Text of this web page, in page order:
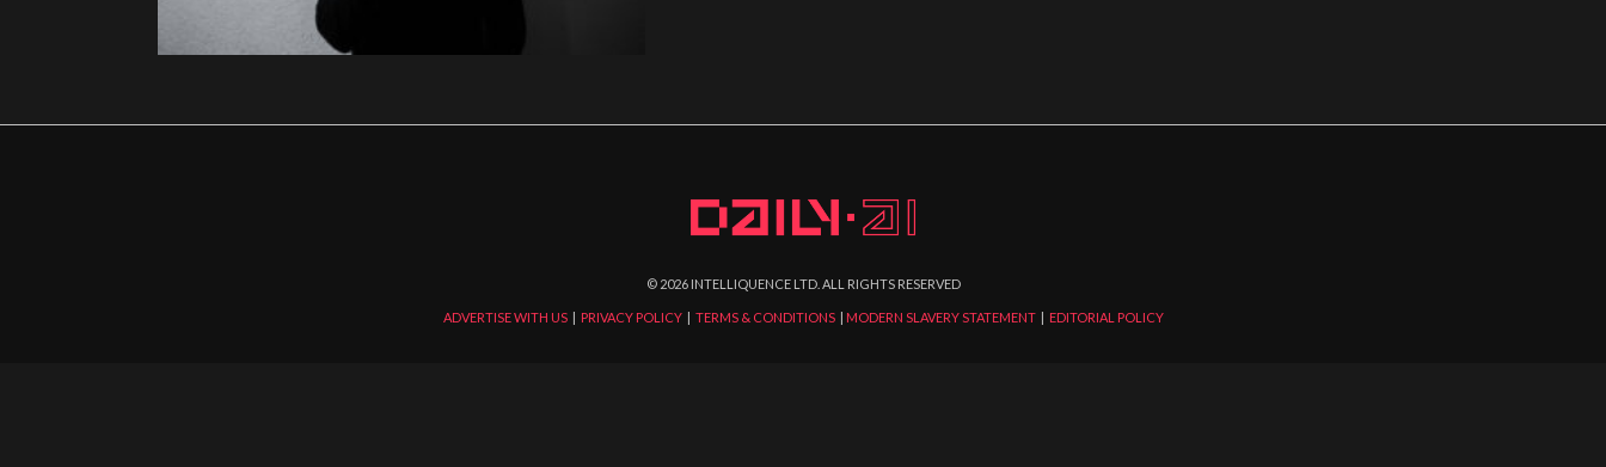
© 2026INTELLIQUENCE LTD. ALL RIGHTS RESERVED
ADVERTISE WITH US| PRIVACY POLICY| TERMS & CONDITIONS| MODERN SLAVERY STATEMENT| EDITORIAL POLICY